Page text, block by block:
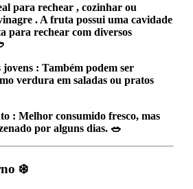
para rechear , cozinhar ou
. A fruta possui uma cavidade
para rechear com diversos
jovens : Também podem ser
verdura em saladas ou pratos
: Melhor consumido fresco, mas
por alguns dias. 🥗
❄️